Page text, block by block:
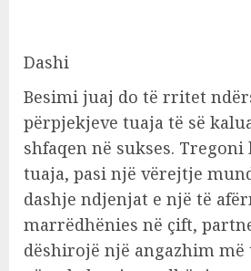
Dashi
Besimi juaj do të rritet
përpjekjeve tuaja të së
shfaqen në sukses.
tuaja, pasi një vërejtje
dashje ndjenjat e një të
marrëdhënies në çift,
dëshirojë një angazhim